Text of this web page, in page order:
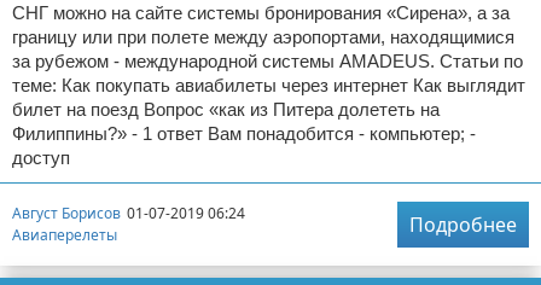
СНГ можно на сайте системы бронирования «Сирена», а за
границу или при полете между аэропортами, находящимися
за рубежом - международной системы AMADEUS. Статьи по
теме: Как покупать авиабилеты через интернет Как выглядит
билет на поезд Вопрос «как из Питера долететь на
Филиппины?» - 1 ответ Вам понадобится - компьютер; -
доступ
Август Борисов 01-07-2019 06:24
Авиаперелеты
Подробнее